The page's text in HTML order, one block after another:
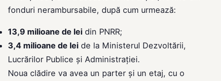
fonduri nerambursabile, după cum urmează:
13,9 milioane de lei din PNRR;
3,4 milioane de lei de la Ministerul Dezvoltării,
Lucrărilor Publice și Administrației.
Noua clădire va avea un parter și un etaj, cu o